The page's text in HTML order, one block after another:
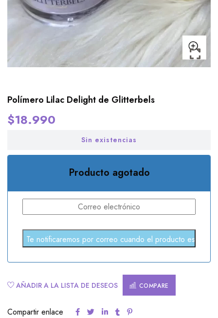
Polímero Lilac Delight de Glitterbels
$18.990
Sin existencias
Producto agotado
AÑADIR A LA LISTA DE DESEOS COMPARE
Compartir enlace